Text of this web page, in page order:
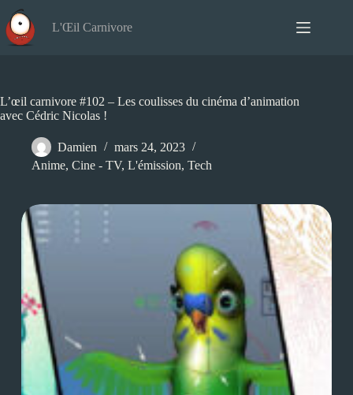
au
contenu
L'Œil Carnivore
L’œil carnivore #102 – Les coulisses du cinéma d’animation
avec Cédric Nicolas !
Damien
mars 24, 2023
Anime, Cine - TV, L'émission, Tech